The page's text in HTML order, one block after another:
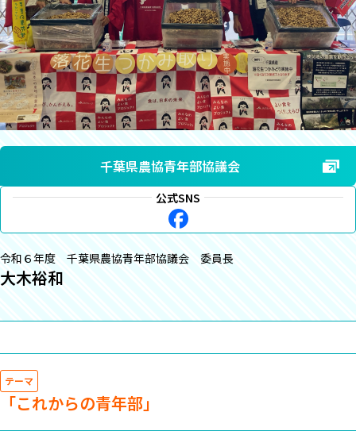
千葉県農協青年部協議会
公式SNS
令和６年度 千葉県農協青年部協議会 委員長
大木裕和
テーマ
「これからの青年部」